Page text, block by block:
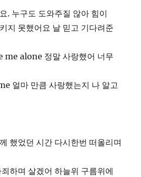
. 누구도 도와주질 않아 힘이
지 못했어요 날 믿고 기다려준
me alone 정말 사랑했어 너무
얼마 만큼 사랑했는지 나 알고
했었던 시간 다시한번 떠올리며
하며 살겠어 하늘위 구름위에